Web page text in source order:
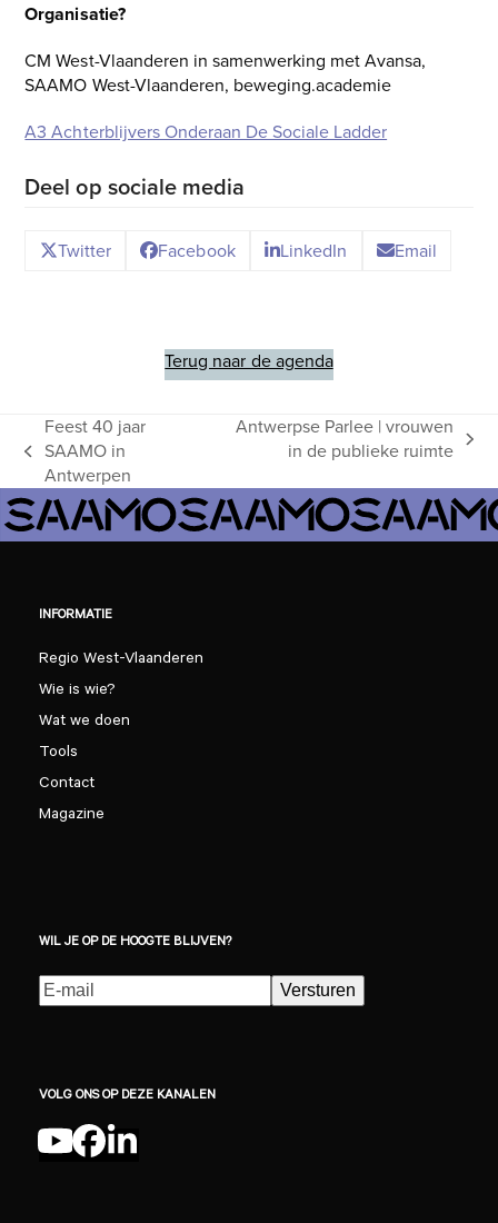
Organisatie?
CM West-Vlaanderen in samenwerking met Avansa,
SAAMO West-Vlaanderen, beweging.academie
A3 Achterblijvers Onderaan De Sociale Ladder
Deel op sociale media
Twitter Facebook LinkedIn Email
Terug naar de agenda
previous
post:
Feest 40 jaar
SAAMO in
Antwerpen
Antwerpse Parlee | vrouwen
in de publieke ruimte
INFORMATIE
Regio West-Vlaanderen
Wie is wie?
Wat we doen
Tools
Contact
Magazine
WIL JE OP DE HOOGTE BLIJVEN?
E-
mailadres(Vereist)
Versturen
VOLG ONS OP DEZE KANALEN
YouTube
Facebook
LinkedIn